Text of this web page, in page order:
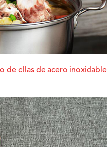
de ollas de acero inoxidable